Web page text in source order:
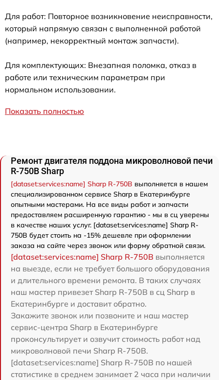
Для работ: Повторное возникновение неисправности,
который напрямую связан с выполненной работой
(например, некорректный монтаж запчасти).
Для комплектующих: Внезапная поломка, отказ в
работе или техническим параметрам при
нормальном использовании.
Показать полностью
Ремонт двигателя поддона микроволновой печи
R-750B Sharp
[dataset:services:name] Sharp R-750B выполняется в нашем
специализированном сервисе Sharp в Екатеринбурге
опытными мастерами. На все виды работ и запчасти
предоставляем расширенную гарантию - мы в сц уверены
в качестве наших услуг. [dataset:services:name] Sharp R-
750B будет стоить на -15% дешевле при оформлении
заказа на сайте через звонок или форму обратной связи.
[dataset:services:name] Sharp R-750B выполняется
на выезде, если не требует большого оборудования
и длительного времени ремонта. В таких случаях
наш мастер привезет Sharp R-750B в сц Sharp в
Екатеринбурге и доставит обратно.
Закажите звонок или позвоните и наш мастер
сервис-центра Sharp в Екатеринбурге
проконсультирует и озвучит стоимость работ над
микроволновой печи Sharp R-750B.
[dataset:services:name] Sharp R-750B по нашей
статистике в среднем занимает 2 часа при наличии